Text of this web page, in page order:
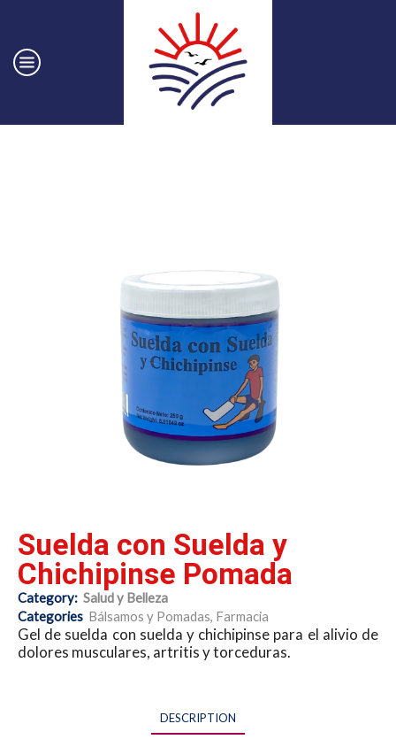
Suelda con Suelda y
Chichipinse Pomada
Category: Salud y Belleza
Categories Bálsamos y Pomadas, Farmacia
Gel de suelda con suelda y chichipinse para el alivio de
dolores musculares, artritis y torceduras.
DESCRIPTION